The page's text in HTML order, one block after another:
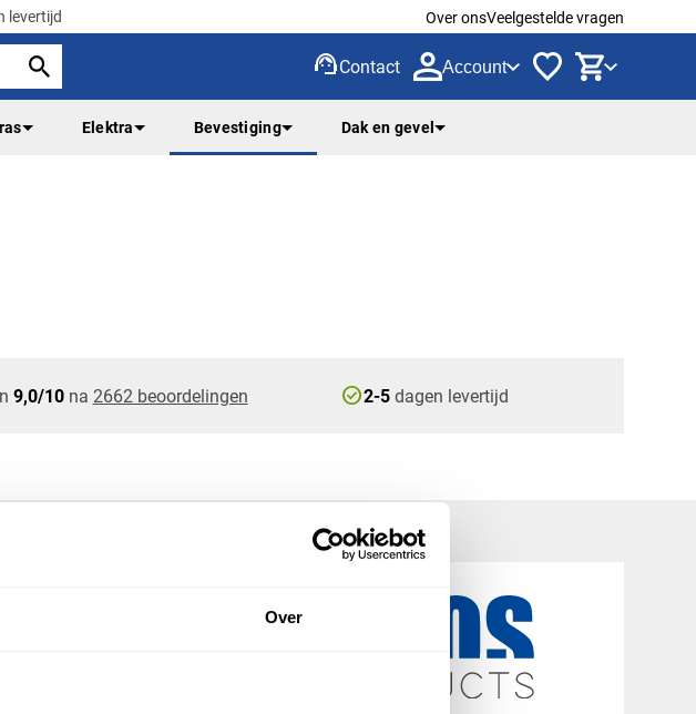
Over
levertijd Over onsVeelgestelde vragen
support_agentContact Account
Elektra Bevestiging Dak en gevel
9,0/10na 2662 beoordelingen check_circle2-5 dagen levertijd